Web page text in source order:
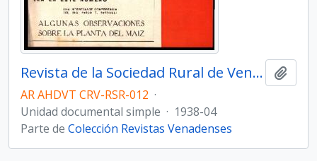
Revista de la Sociedad Rural de Venado Tuerto - Número 12
AR AHDVT CRV-RSR-012 ·
Unidad documental simple · 1938-04
Parte de Colección Revistas Venadenses